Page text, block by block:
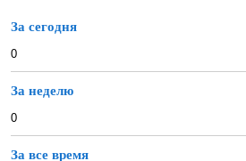
За сегодня
0
За неделю
0
За все время